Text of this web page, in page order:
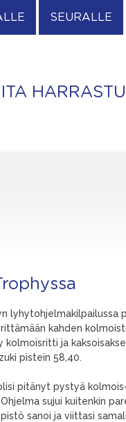
SEURALLE
lyhytohjelmakilpailussa
kahden
ja
pistein 58,40.
pitänyt pystyä
sujui kuitenkin
sanoi ja viittasi